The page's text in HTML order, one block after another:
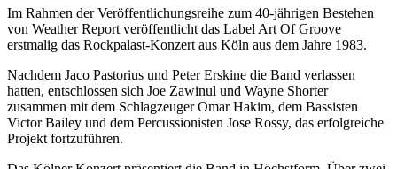
Im Rahmen der Veröffentlichungsreihe zum 40-jährigen Bestehen
von Weather Report veröffentlicht das Label Art Of Groove
erstmalig das Rockpalast-Konzert aus Köln aus dem Jahre 1983.
Nachdem Jaco Pastorius und Peter Erskine die Band verlassen
hatten, entschlossen sich Joe Zawinul und Wayne Shorter
zusammen mit dem Schlagzeuger Omar Hakim, dem Bassisten
Victor Bailey und dem Percussionisten Jose Rossy, das erfolgreiche
Projekt fortzuführen.